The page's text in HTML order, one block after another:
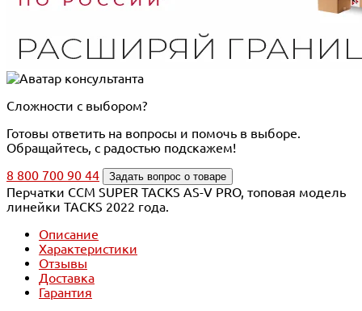
Сложности с выбором?
Готовы ответить на вопросы и помочь в выборе.
Обращайтесь, с радостью подскажем!
8 800 700 90 44
Задать вопрос о товаре
Перчатки CCM SUPER TACKS AS-V PRO, топовая модель
линейки TACKS 2022 года.
Описание
Характеристики
Отзывы
Доставка
Гарантия